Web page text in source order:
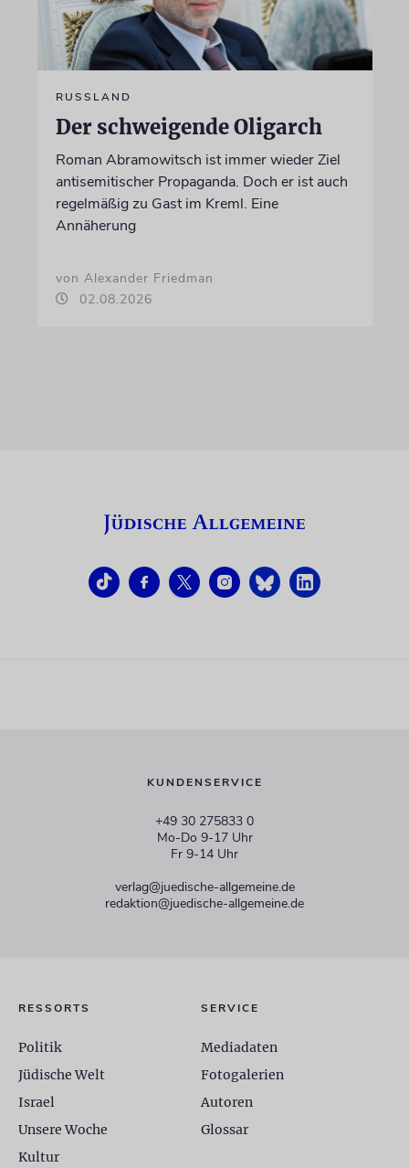
RUSSLAND
Der schweigende Oligarch
Roman Abramowitsch ist immer wieder Ziel
antisemitischer Propaganda. Doch er ist auch
regelmäßig zu Gast im Kreml. Eine
Annäherung
von Alexander Friedman
02.08.2026
KUNDENSERVICE
+49 30 275833 0
Mo-Do 9-17 Uhr
Fr 9-14 Uhr
verlag@juedische-allgemeine.de
redaktion@juedische-allgemeine.de
RESSORTS
Politik
Jüdische Welt
Israel
Unsere Woche
Kultur
SERVICE
Mediadaten
Fotogalerien
Autoren
Glossar